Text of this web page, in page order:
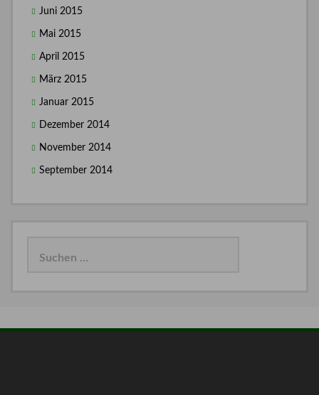
Juni 2015
Mai 2015
April 2015
März 2015
Januar 2015
Dezember 2014
November 2014
September 2014